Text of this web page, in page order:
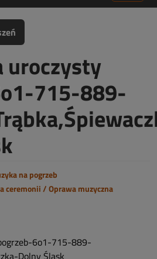
uroczysty
715-889-
na pogrzeb
ceremonii / Oprawa muzyczna